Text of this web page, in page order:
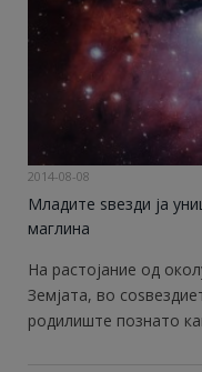
2014-08-08
Младите ѕвезди ја
маглина
На растојание од
Земјата, во
родилиште познато